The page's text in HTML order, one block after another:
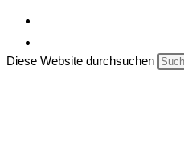
Diese Website durchsuchen